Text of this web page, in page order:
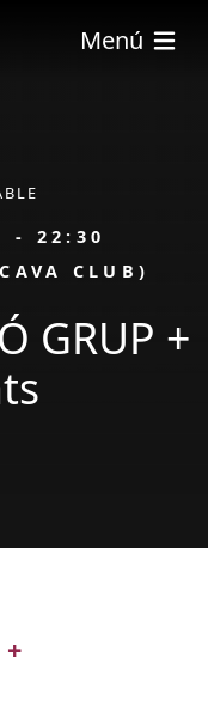
Menú
- 22:30
CLUB)
GRUP +
+